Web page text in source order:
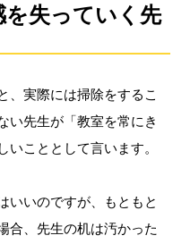
失っていく先
、実際には掃除をするこ
い先生が「教室を常にき
こととして言います。
いいのですが、もともと
合、先生の机は汚かった